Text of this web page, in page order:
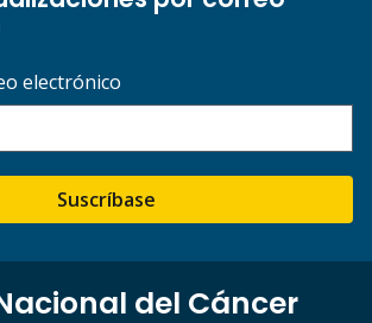
electrónico
Suscríbase
del Cáncer